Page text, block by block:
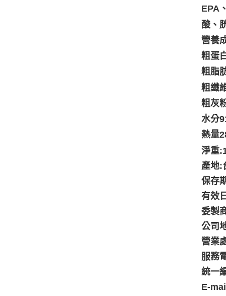
EPA
酸、
營養
粗蛋
粗脂
粗纖
粗灰
水分
熱量
淨重
產地:
保存
有效
委製
公司
營業
服務
統一
E-